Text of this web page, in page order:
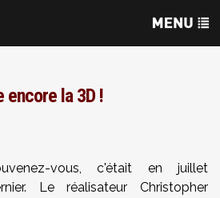
encore la 3D !
vous, c'était en juillet
Le réalisateur Christopher